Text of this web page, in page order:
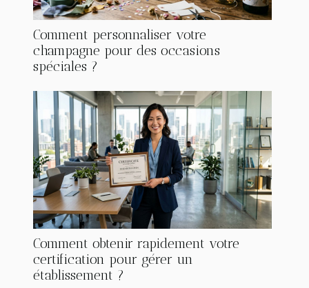
Comment personnaliser votre
champagne pour des occasions
spéciales ?
Comment obtenir rapidement votre
certification pour gérer un
établissement ?